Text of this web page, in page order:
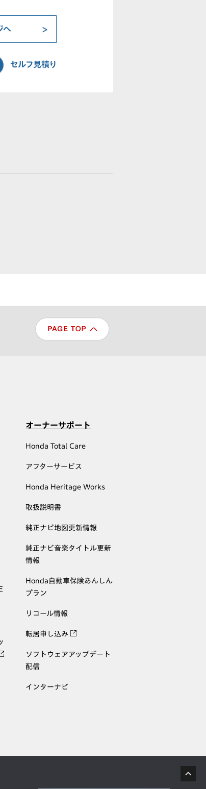
へ
セルフ見積り
オーナーサポート
Honda Total Care
アフターサービス
Honda Heritage Works
取扱説明書
純正ナビ地図更新情報
純正ナビ音楽タイトル更新
情報
Honda自動車保険あんしん
プラン
リコール情報
転居申し込み
ソフトウェアアップデート
配信
インターナビ